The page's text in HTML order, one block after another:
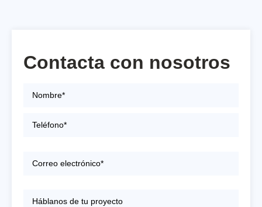
Contacta con nosotros